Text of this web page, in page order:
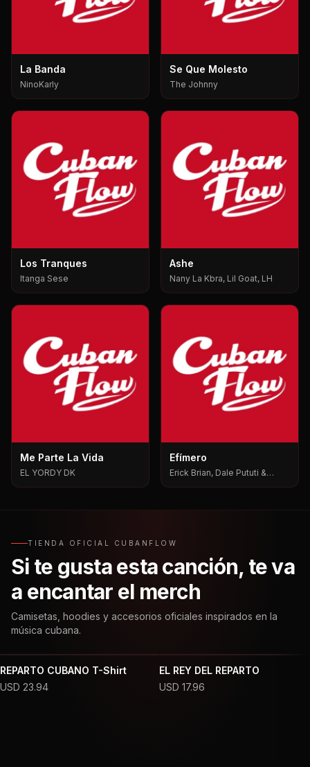
La Banda
NinoKarly
Se Que Molesto
The Johnny
Los Tranques
Itanga Sese
Ashe
Nany La Kbra, Lil Goat, LH
Me Parte La Vida
EL YORDY DK
Efímero
Erick Brian, Dale Pututi &
TIENDA OFICIAL CUBANFLOW
Si te gusta esta canción, te va
a encantar el merch
Camisetas, hoodies y accesorios oficiales inspirados en la
música cubana.
REPARTO CUBANO T-Shirt
USD 23.94
EL REY DEL REPARTO
USD 17.96